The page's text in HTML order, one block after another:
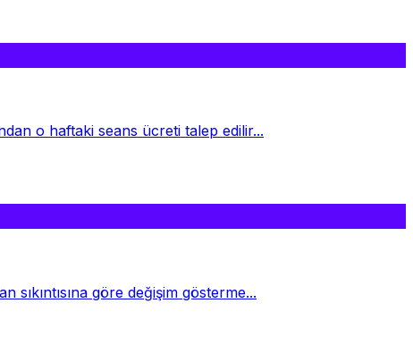
o haftaki seans ücreti talep edilir...
göre değişim gösterme...